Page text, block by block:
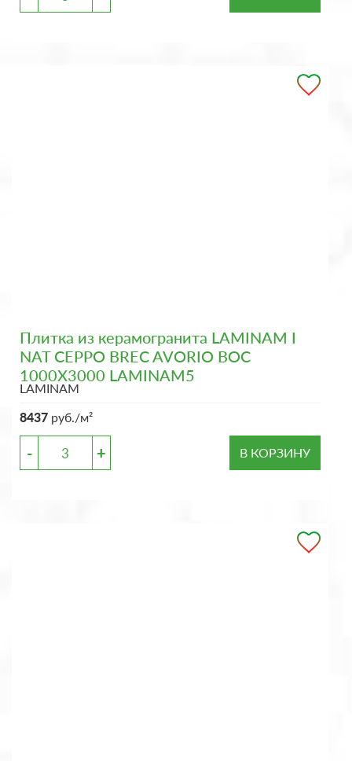
Плитка из керамогранита LAMINAM I
NAT CEPPO BREC AVORIO BOC
1000X3000 LAMINAM5
LAMINAM
8437 руб./м²
- + В КОРЗИНУ